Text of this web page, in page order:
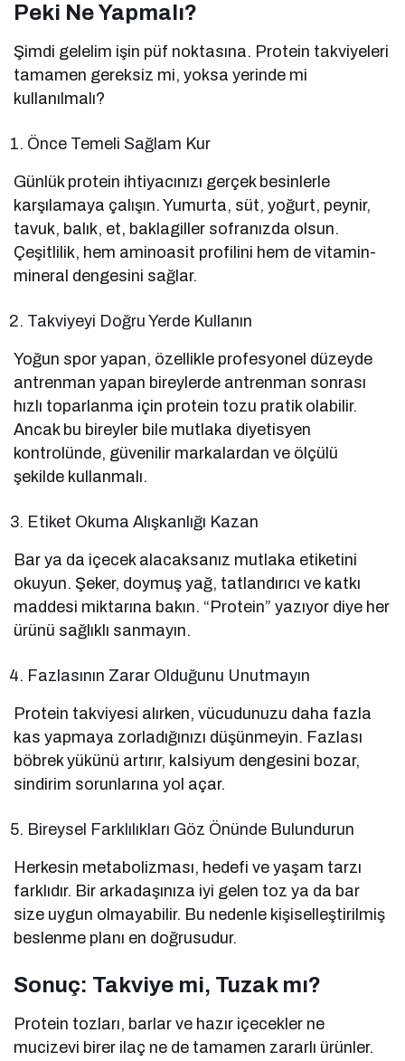
Peki Ne Yapmalı?
Şimdi gelelim işin püf noktasına. Protein takviyeleri
tamamen gereksiz mi, yoksa yerinde mi
kullanılmalı?
Önce Temeli Sağlam Kur
Günlük protein ihtiyacınızı gerçek besinlerle
karşılamaya çalışın. Yumurta, süt, yoğurt, peynir,
tavuk, balık, et, baklagiller sofranızda olsun.
Çeşitlilik, hem aminoasit profilini hem de vitamin-
mineral dengesini sağlar.
Takviyeyi Doğru Yerde Kullanın
Yoğun spor yapan, özellikle profesyonel düzeyde
antrenman yapan bireylerde antrenman sonrası
hızlı toparlanma için protein tozu pratik olabilir.
Ancak bu bireyler bile mutlaka diyetisyen
kontrolünde, güvenilir markalardan ve ölçülü
şekilde kullanmalı.
Etiket Okuma Alışkanlığı Kazan
Bar ya da içecek alacaksanız mutlaka etiketini
okuyun. Şeker, doymuş yağ, tatlandırıcı ve katkı
maddesi miktarına bakın. “Protein” yazıyor diye her
ürünü sağlıklı sanmayın.
Fazlasının Zarar Olduğunu Unutmayın
Protein takviyesi alırken, vücudunuzu daha fazla
kas yapmaya zorladığınızı düşünmeyin. Fazlası
böbrek yükünü artırır, kalsiyum dengesini bozar,
sindirim sorunlarına yol açar.
Bireysel Farklılıkları Göz Önünde Bulundurun
Herkesin metabolizması, hedefi ve yaşam tarzı
farklıdır. Bir arkadaşınıza iyi gelen toz ya da bar
size uygun olmayabilir. Bu nedenle kişiselleştirilmiş
beslenme planı en doğrusudur.
Sonuç: Takviye mi, Tuzak mı?
Protein tozları, barlar ve hazır içecekler ne
mucizevi birer ilaç ne de tamamen zararlı ürünler.